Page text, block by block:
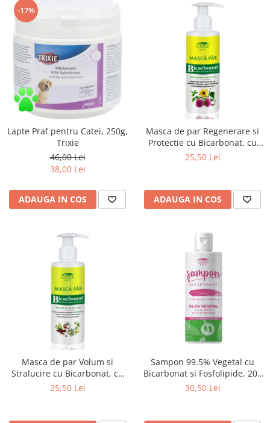
-17%
Lapte Praf pentru Catei, 250g,
Trixie
46,00 Lei
38,00 Lei
ADAUGA IN COS
Masca de par Regenerare si
Protectie cu Bicarbonat, cu
pompita, 200 ml
25,50 Lei
ADAUGA IN COS
Masca de par Volum si
Stralucire cu Bicarbonat, cu
Pompita, 200 ml
25,50 Lei
Sampon 99.5% Vegetal cu
Bicarbonat si Fosfolipide, 200
ml
30,50 Lei